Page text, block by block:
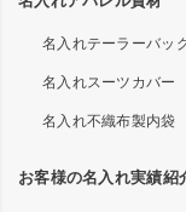
名入れテーラーバッ
名入れスーツカバー
名入れ不織布製内袋
お客様の名入れ実績紹